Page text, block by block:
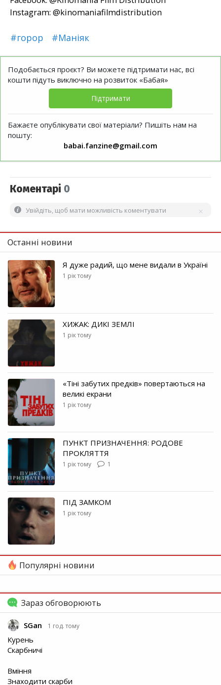
Instagram: @kinomaniafilmdistribution
#горор #Маніяк
Подобається проєкт? Ви можете підтримати нас, всі
кошти підуть виключно на розвиток «Бабая»
Підтримати
Бажаєте опублікувати свої матеріали? Пишіть нам на
пошту:
babai.fanzine@gmail.com
Коментарі 0
Увійдіть, щоб мати можливість коментувати
Останні новини
Я дуже радий, що мене видали в Україні
1 рік тому
ХИЖАК: ДИКІ ЗЕМЛІ
1 рік тому
«Тіні забутих предків» повертаються на
великі екрани
1 рік тому
ПУНКТ ПРИЗНАЧЕННЯ: РОДОВЕ
ПРОКЛЯТТЯ
1 рік тому 1
ПІД ЗАМКОМ
1 рік тому
Популярні новини
Зараз обговорюють
SGan 1 год. тому
Курень
Скарбничі
Вміння
Знаходити скарби